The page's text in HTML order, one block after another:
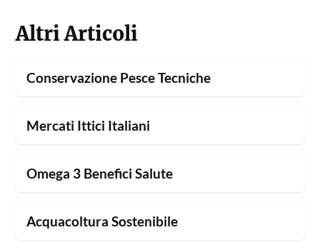
Altri Articoli
Conservazione Pesce Tecniche
Mercati Ittici Italiani
Omega 3 Benefici Salute
Acquacoltura Sostenibile